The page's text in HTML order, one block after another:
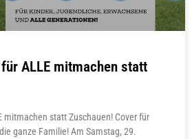
ALLE mitmachen statt
mitmachen statt Zuschauen! Cover für
ganze Familie! Am Samstag, 29.